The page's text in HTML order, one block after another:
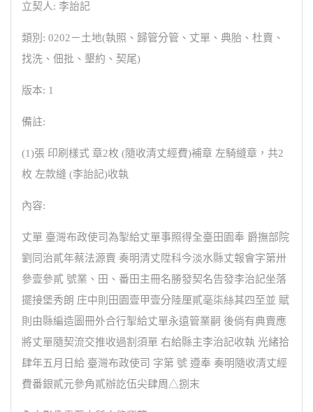
立契人: 李詒記
類別: 0202－土地(執照、歸管分管、丈單、典胎、杜賣、
找洗、佃批、墾約、契尾)
版本: 1
備註:
(1)張 印刷樣式 章2枚 (隨收清丈經費)補章 左騎縫章，共2
枚 左款縫 (李詒記)收執
內容:
丈單 臺灣布政使司為掣給丈單事照得全臺田園奉 爵撫部院
劉同治貳年蔡法源賣 奏明清丈陞科今淡水縣丈報會字第卅
參壹參貳 號業、田、番田主冊名勝發契名告發李治記坐落
擺接堡秀朗 庄中則田園壹甲壹分陸厘貳毫柒絲其四至並 賦
則由縣編造圖冊外合行掣給丈單永遠管業嗣 後倘有典賣應
將丈單隨契流交推收過割須單 右給縣主李治記收執 光緒拾
肆年五月日給 臺灣布政使司 字第 號 遵奉 奏明隨收清丈經
費番銀貳元參角貳辦訖伍尖肆周△捌末